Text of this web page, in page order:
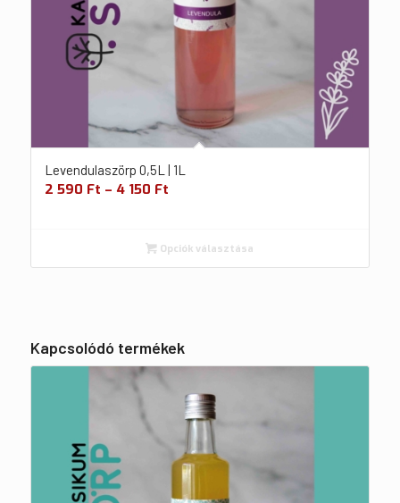
Levendulaszörp 0,5L | 1L
2 590 Ft – 4 150 Ft
Opciók választása
Kapcsolódó termékek